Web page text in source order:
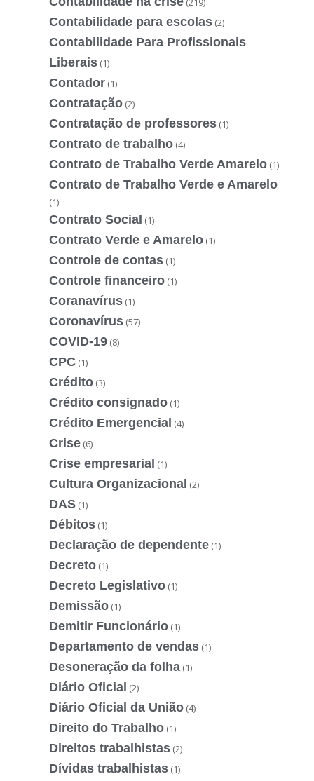
Contabilidade para escolas (2)
Contabilidade Para Profissionais
Liberais (1)
Contador (1)
Contratação (2)
Contratação de professores (1)
Contrato de trabalho (4)
Contrato de Trabalho Verde Amarelo (1)
Contrato de Trabalho Verde e Amarelo
(1)
Contrato Social (1)
Contrato Verde e Amarelo (1)
Controle de contas (1)
Controle financeiro (1)
Coranavírus (1)
Coronavírus (57)
COVID-19 (8)
CPC (1)
Crédito (3)
Crédito consignado (1)
Crédito Emergencial (4)
Crise (6)
Crise empresarial (1)
Cultura Organizacional (2)
DAS (1)
Débitos (1)
Declaração de dependente (1)
Decreto (1)
Decreto Legislativo (1)
Demissão (1)
Demitir Funcionário (1)
Departamento de vendas (1)
Desoneração da folha (1)
Diário Oficial (2)
Diário Oficial da União (4)
Direito do Trabalho (1)
Direitos trabalhistas (2)
Dívidas trabalhistas (1)